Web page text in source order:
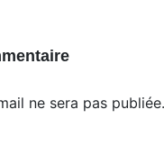
ne sera pas publiée.